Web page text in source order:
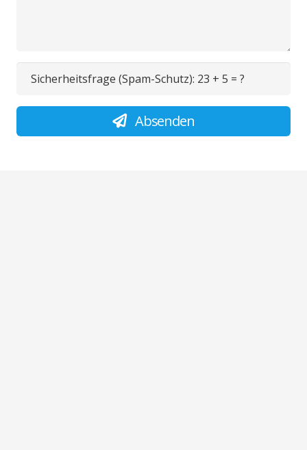
Sicherheitsfrage (Spam-Schutz): 23 + 5 = ?
Absenden